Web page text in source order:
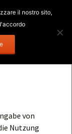
von
Nutzung